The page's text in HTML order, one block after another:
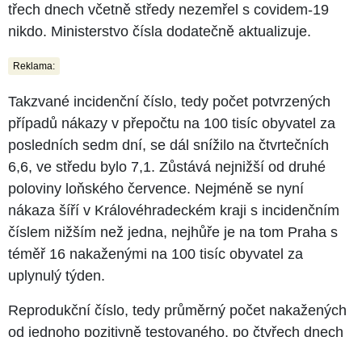
třech dnech včetně středy nezemřel s covidem-19
nikdo. Ministerstvo čísla dodatečně aktualizuje.
Reklama:
Takzvané incidenční číslo, tedy počet potvrzených
případů nákazy v přepočtu na 100 tisíc obyvatel za
posledních sedm dní, se dál snížilo na čtvrtečních
6,6, ve středu bylo 7,1. Zůstává nejnižší od druhé
poloviny loňského července. Nejméně se nyní
nákaza šíří v Královéhradeckém kraji s incidenčním
číslem nižším než jedna, nejhůře je na tom Praha s
téměř 16 nakaženými na 100 tisíc obyvatel za
uplynulý týden.
Reprodukční číslo, tedy průměrný počet nakažených
od jednoho pozitivně testovaného, po čtyřech dnech